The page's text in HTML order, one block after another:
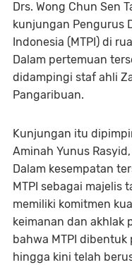
Drs. Wong Chun Sen
kunjungan Pengurus
Indonesia (MTPI) di
Dalam pertemuan
didampingi staf ahli
Pangaribuan.
Kunjungan itu
Aminah Yunus
Dalam kesempatan
MTPI sebagai majelis
memiliki komitmen
keimanan dan akhlak
bahwa MTPI
hingga kini telah